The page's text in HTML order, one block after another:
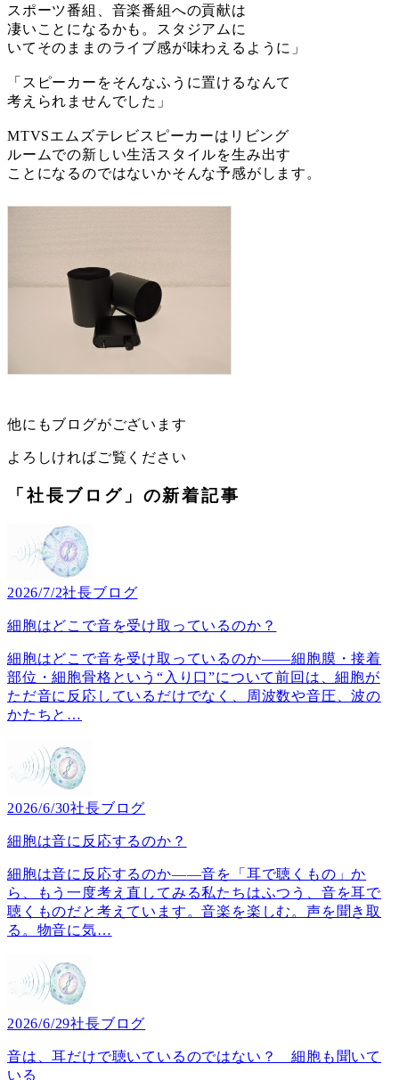
スポーツ番組、音楽番組への貢献は
凄いことになるかも。スタジアムに
いてそのままのライブ感が味わえるように」
「スピーカーをそんなふうに置けるなんて
考えられませんでした」
MTVSエムズテレビスピーカーはリビング
ルームでの新しい生活スタイルを生み出す
ことになるのではないかそんな予感がします。
他にもブログがございます
よろしければご覧ください
「社長ブログ」の新着記事
2026/7/2社長ブログ
細胞はどこで音を受け取っているのか？
細胞はどこで音を受け取っているのか――細胞膜・接着
部位・細胞骨格という“入り口”について前回は、細胞が
ただ音に反応しているだけでなく、周波数や音圧、波の
かたちと …
2026/6/30社長ブログ
細胞は音に反応するのか？
細胞は音に反応するのか――音を「耳で聴くもの」か
ら、もう一度考え直してみる私たちはふつう、音を耳で
聴くものだと考えています。音楽を楽しむ。声を聞き取
る。物音に気…
2026/6/29社長ブログ
音は、耳だけで聴いているのではない？ 細胞も聞いて
いる